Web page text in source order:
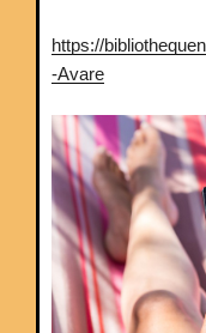
https://
-Avare